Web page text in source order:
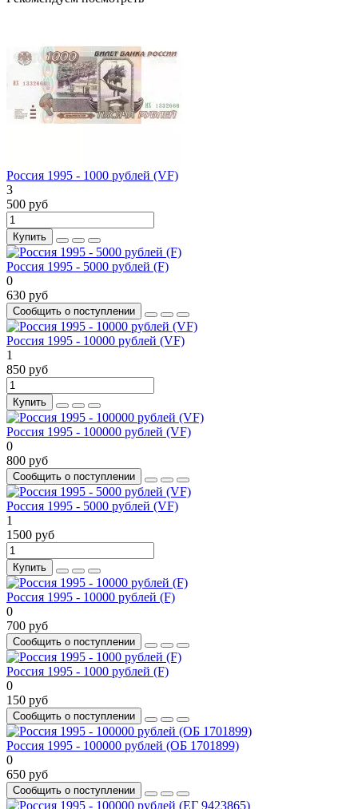
Россия 1995 - 1000 рублей (VF)
3
500 руб
Купить
Россия 1995 - 5000 рублей (F)
0
630 руб
Сообщить о поступлении
Россия 1995 - 10000 рублей (VF)
1
850 руб
Купить
Россия 1995 - 100000 рублей (VF)
0
800 руб
Сообщить о поступлении
Россия 1995 - 5000 рублей (VF)
1
1500 руб
Купить
Россия 1995 - 10000 рублей (F)
0
700 руб
Сообщить о поступлении
Россия 1995 - 1000 рублей (F)
0
150 руб
Сообщить о поступлении
Россия 1995 - 100000 рублей (ОБ 1701899)
0
650 руб
Сообщить о поступлении